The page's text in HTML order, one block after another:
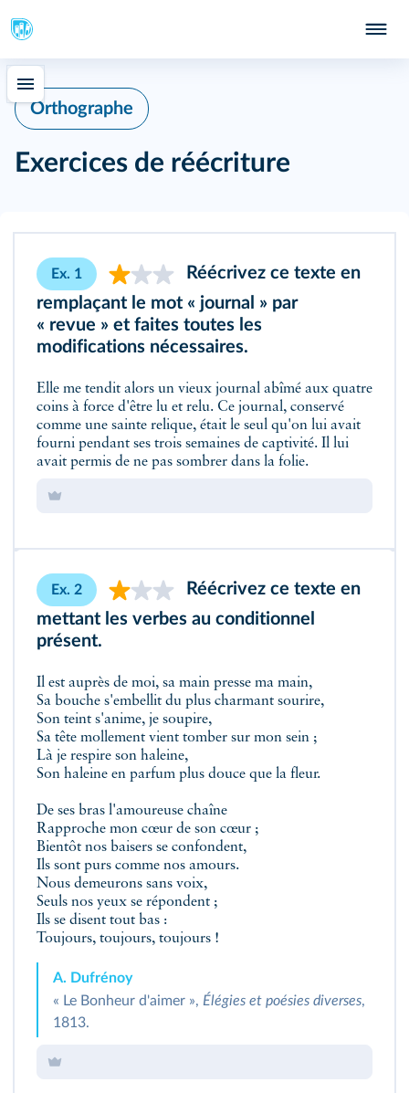
Orthographe
Exercices de réécriture
Ex. 1
Réécrivez ce texte en
remplaçant le mot « journal » par
« revue » et faites toutes les
modifications nécessaires.
Elle me tendit alors un vieux journal abîmé aux quatre
coins à force d'être lu et relu. Ce journal, conservé
comme une sainte relique, était le seul qu'on lui avait
fourni pendant ses trois semaines de captivité. Il lui
avait permis de ne pas sombrer dans la folie.
Ex. 2
Réécrivez ce texte en
mettant les verbes au conditionnel
présent.
Il est auprès de moi, sa main presse ma main,
Sa bouche s'embellit du plus charmant sourire,
Son teint s'anime, je soupire,
Sa tête mollement vient tomber sur mon sein ;
Là je respire son haleine,
Son haleine en parfum plus douce que la fleur.
De ses bras l'amoureuse chaîne
Rapproche mon cœur de son cœur ;
Bientôt nos baisers se confondent,
Ils sont purs comme nos amours.
Nous demeurons sans voix,
Seuls nos yeux se répondent ;
Ils se disent tout bas :
Toujours, toujours, toujours !
A. Dufrénoy
« Le Bonheur d'aimer », Élégies et poésies diverses,
1813.